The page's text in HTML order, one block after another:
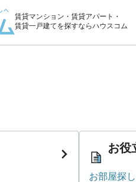
賃貸マンション・賃貸アパート・
賃貸一戸建てを探すならハウスコム
お役
お部屋探